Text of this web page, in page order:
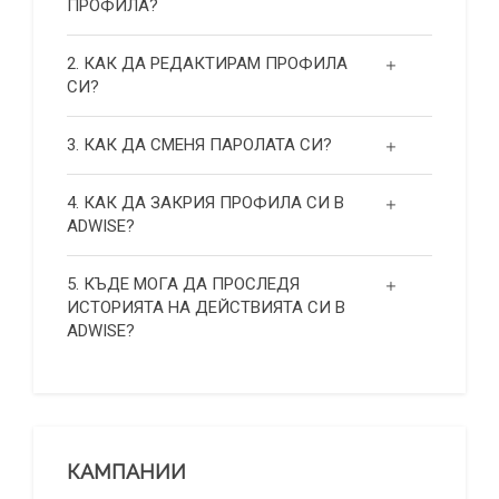
ПРОФИЛА?
2. КАК ДА РЕДАКТИРАМ ПРОФИЛА
СИ?
3. КАК ДА СМЕНЯ ПАРОЛАТА СИ?
4. КАК ДА ЗАКРИЯ ПРОФИЛА СИ В
ADWISE?
5. КЪДЕ МОГА ДА ПРОСЛЕДЯ
ИСТОРИЯТА НА ДЕЙСТВИЯТА СИ В
ADWISE?
КАМПАНИИ